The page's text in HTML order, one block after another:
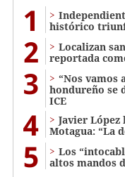
1
histórico
2
Localizan
reportada
3
“Nos vamos
hondureño se
ICE
4
Javier López
Motagua: “La
5
Los
altos mandos